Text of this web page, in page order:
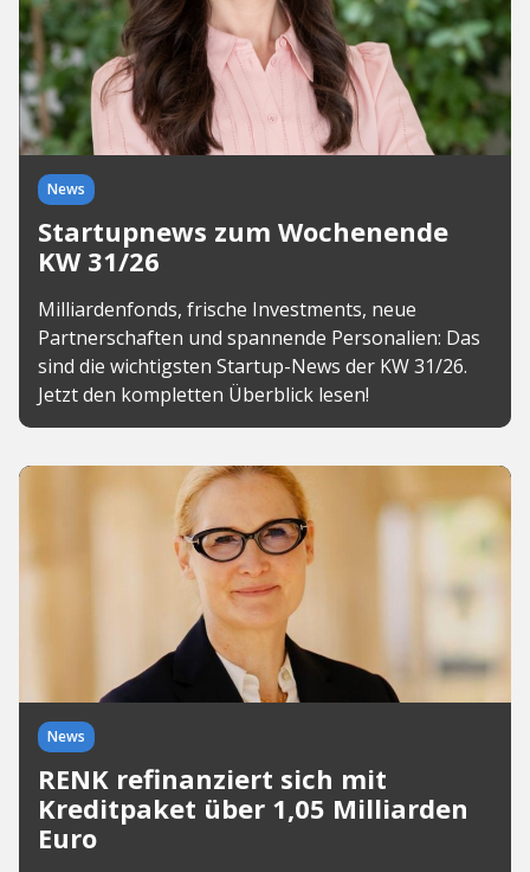
News
Startupnews zum Wochenende
KW 31/26
Milliardenfonds, frische Investments, neue
Partnerschaften und spannende Personalien: Das
sind die wichtigsten Startup-News der KW 31/26.
Jetzt den kompletten Überblick lesen!
News
RENK refinanziert sich mit
Kreditpaket über 1,05 Milliarden
Euro